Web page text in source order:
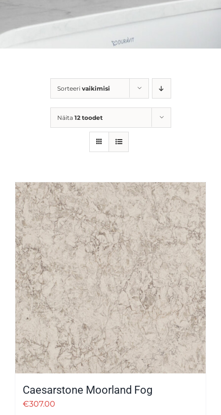
Sorteeri vaikimisi
Näita 12 toodet
Caesarstone Moorland Fog
€307.00